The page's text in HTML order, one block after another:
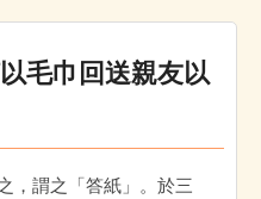
毛巾回送親友以
，謂之「答紙」。於三